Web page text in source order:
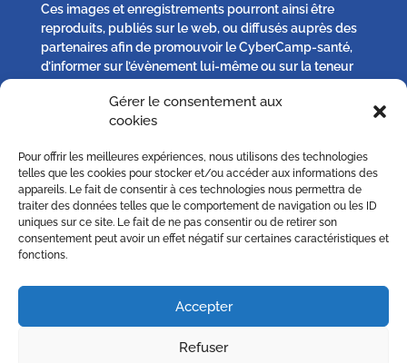
Gérer le consentement aux
cookies
Pour offrir les meilleures expériences, nous utilisons des technologies
telles que les cookies pour stocker et/ou accéder aux informations des
appareils. Le fait de consentir à ces technologies nous permettra de
traiter des données telles que le comportement de navigation ou les ID
uniques sur ce site. Le fait de ne pas consentir ou de retirer son
consentement peut avoir un effet négatif sur certaines caractéristiques et
fonctions.
Accepter
Refuser
Ces images et enregistrements pourront ainsi être
reproduits, publiés sur le web, ou diffusés auprès des
partenaires afin de promouvoir le CyberCamp-santé,
d’informer sur l’évènement lui-même ou sur la teneur
Chaque participant peut, s’il l’estime nécessaire :
– solliciter plus d’informations,
– s’opposer à la publication d’un image qu’il jugerait
excéder le droit à l’information ou porterait atteinte au
respect de sa vie privée sur simple demande écrite à
contact [@] cybercampsante.org